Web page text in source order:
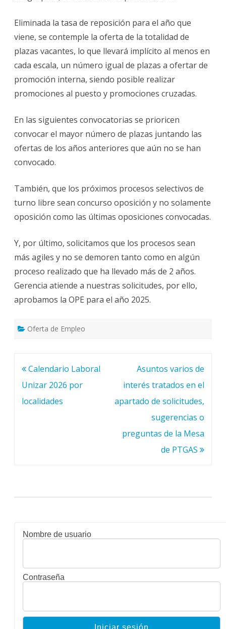
Eliminada la tasa de reposición para el año que
viene, se contemple la oferta de la totalidad de
plazas vacantes, lo que llevará implícito al menos en
cada escala, un número igual de plazas a ofertar de
promoción interna, siendo posible realizar
promociones al puesto y promociones cruzadas.
En las siguientes convocatorias se prioricen
convocar el mayor número de plazas juntando las
ofertas de los años anteriores que aún no se han
convocado.
También, que los próximos procesos selectivos de
turno libre sean concurso oposición y no solamente
oposición como las últimas oposiciones convocadas.
Y, por último, solicitamos que los procesos sean
más agiles y no se demoren tanto como en algún
proceso realizado que ha llevado más de 2 años.
Gerencia atiende a nuestras solicitudes, por ello,
aprobamos la OPE para el año 2025.
Oferta de Empleo
Navegación
de
entradas
Calendario Laboral
Unizar 2026 por
localidades
Asuntos varios de
interés tratados en el
apartado de solicitudes,
sugerencias o
preguntas de la Mesa
de PTGAS
Nombre de usuario
Contraseña